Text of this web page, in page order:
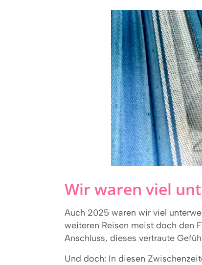
Wir waren viel
Auch 2025 waren wir viel
weiteren Reisen meist doch den
Anschluss, dieses vertraute
Und doch: In diesen